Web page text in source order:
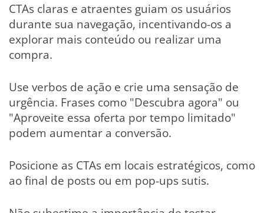
CTAs claras e atraentes guiam os usuários
durante sua navegação, incentivando-os a
explorar mais conteúdo ou realizar uma
compra.
Use verbos de ação e crie uma sensação de
urgência. Frases como "Descubra agora" ou
"Aproveite essa oferta por tempo limitado"
podem aumentar a conversão.
Posicione as CTAs em locais estratégicos, como
ao final de posts ou em pop-ups sutis.